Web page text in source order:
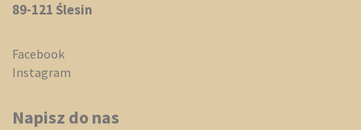
89-121 Ślesin
Facebook
Instagram
Napisz do nas